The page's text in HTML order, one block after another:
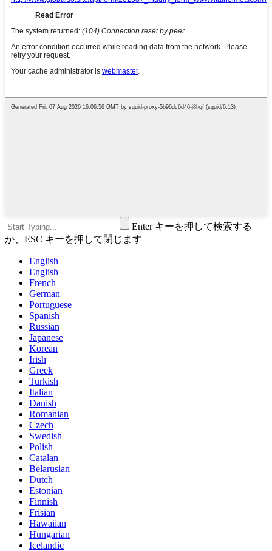
Enter キーを押して検索する
か、ESC キーを押して閉じます
English
English
French
German
Portuguese
Spanish
Russian
Japanese
Korean
Irish
Greek
Turkish
Italian
Danish
Romanian
Czech
Swedish
Polish
Catalan
Belarusian
Dutch
Estonian
Finnish
Frisian
Hawaiian
Hungarian
Icelandic